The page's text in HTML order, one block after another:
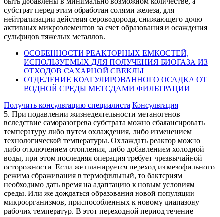
субстрат перед этим обработан солями железа, для
нейтрализации действия сероводорода, снижающего долю
активных микроэлементов за счет образования и осаждения
сульфидов тяжелых металлов.
ОСОБЕННОСТИ РЕАКТОРНЫХ ЕМКОСТЕЙ,
ИСПОЛЬЗУЕМЫХ ДЛЯ ПОЛУЧЕНИЯ БИОГАЗА ИЗ
ОТХОДОВ САХАРНОЙ СВЕКЛЫ
ОТДЕЛЕНИЕ КОАГУЛИРОВАННОГО ОСАДКА ОТ
ВОДНОЙ СРЕДЫ МЕТОДАМИ ФИЛЬТРАЦИИ
Получить консультацию специалиста Консультация
5. При подавлении жизнедеятельности метаногенов
вследствие саморазогрева субстрата можно сбалансировать
температуру либо путем охлаждения, либо изменением
технологической температуры. Охлаждать реактор можно
либо отключением отопления, либо добавлением холодной
воды, при этом последняя операция требует чрезвычайной
осторожности. Если же планируется переход из мезофильного
режима сбраживания в термофильный, то бактериям
необходимо дать время на адаптацию к новым условиям
среды. Или же дождаться образования новой популяции
микроорганизмов, приспособленных к новому диапазону
рабочих температур. В этот переходной период течение